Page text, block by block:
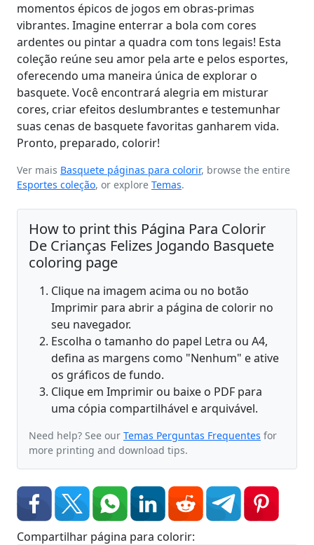
momentos épicos de jogos em obras-primas
vibrantes. Imagine enterrar a bola com cores
ardentes ou pintar a quadra com tons legais! Esta
coleção reúne seu amor pela arte e pelos esportes,
oferecendo uma maneira única de explorar o
basquete. Você encontrará alegria em misturar
cores, criar efeitos deslumbrantes e testemunhar
suas cenas de basquete favoritas ganharem vida.
Pronto, preparado, colorir!
Ver mais Basquete páginas para colorir, browse the entire
Esportes coleção, or explore Temas.
How to print this Página Para Colorir
De Crianças Felizes Jogando Basquete
coloring page
Clique na imagem acima ou no botão
Imprimir para abrir a página de colorir no
seu navegador.
Escolha o tamanho do papel Letra ou A4,
defina as margens como "Nenhum" e ative
os gráficos de fundo.
Clique em Imprimir ou baixe o PDF para
uma cópia compartilhável e arquivável.
Need help? See our Temas Perguntas Frequentes for
more printing and download tips.
Compartilhar página para colorir: